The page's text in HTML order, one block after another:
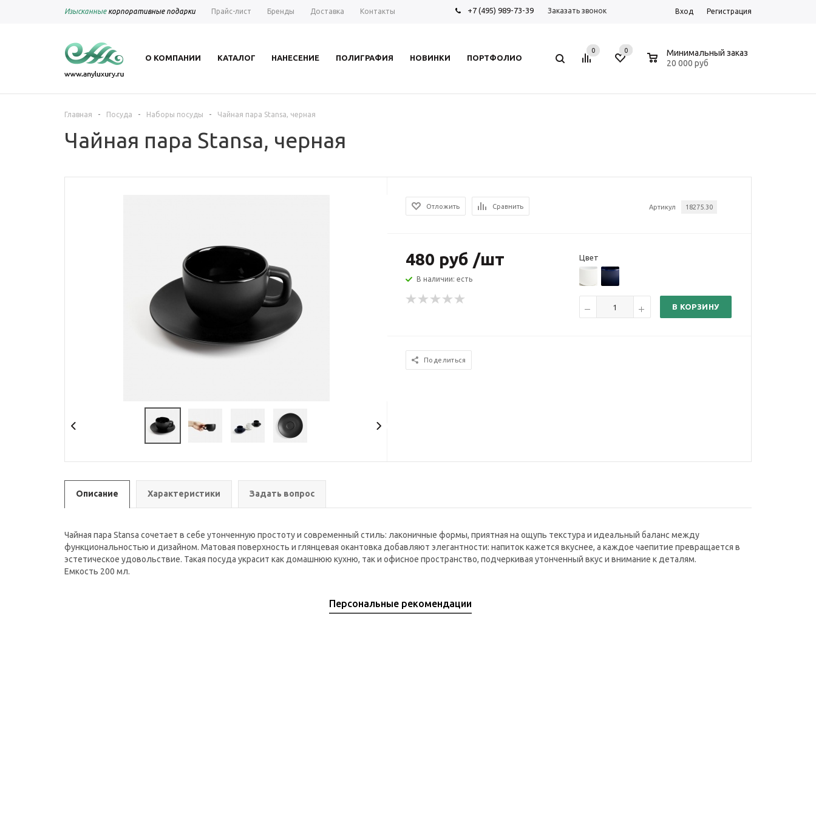
Изысканныекорпоративные подарки Прайс-лист Бренды Доставка Контакты +7 (495) 989-73-39 Заказать звонок Вход Регистрация
О КОМПАНИИ КАТАЛОГ НАНЕСЕНИЕ ПОЛИГРАФИЯ НОВИНКИ ПОРТФОЛИО
0 0
Минимальный заказ
20 000 руб
Главная - Посуда - Наборы посуды - Чайная пара Stansa, черная
Чайная пара Stansa, черная
Артикул 18275.30
Отложить Сравнить
480 руб /шт
В наличии: есть
Цвет
В КОРЗИНУ
Поделиться
Описание Характеристики Задать вопрос
Чайная пара Stansa сочетает в себе утонченную простоту и современный стиль: лаконичные формы, приятная на ощупь текстура и идеальный баланс между
функциональностью и дизайном. Матовая поверхность и глянцевая окантовка добавляют элегантности: напиток кажется вкуснее, а каждое чаепитие превращается в
эстетическое удовольствие. Такая посуда украсит как домашнюю кухню, так и офисное пространство, подчеркивая утонченный вкус и внимание к деталям.
Емкость 200 мл.
Персональные рекомендации